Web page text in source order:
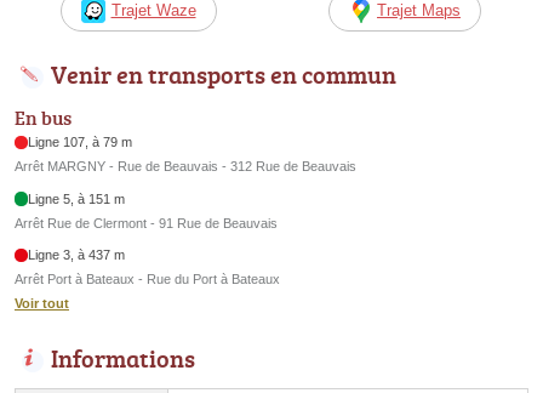
Trajet Waze Trajet Maps
Venir en transports en commun
En bus
Ligne 107, à 79 m
Arrêt MARGNY - Rue de Beauvais - 312 Rue de Beauvais
Ligne 5, à 151 m
Arrêt Rue de Clermont - 91 Rue de Beauvais
Ligne 3, à 437 m
Arrêt Port à Bateaux - Rue du Port à Bateaux
Voir tout
Informations